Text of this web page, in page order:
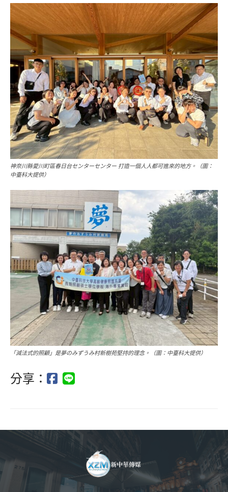
神奈川縣愛川町區春日台センターセンター 打造一個人人都可進來的地方。（圖：
中臺科大提供）
「減法式的照顧」是夢のみずうみ村新樹苑堅持的理念。（圖：中臺科大提供）
分享：